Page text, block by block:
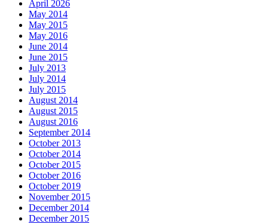
April 2026
May 2014
May 2015
May 2016
June 2014
June 2015
July 2013
July 2014
July 2015
August 2014
August 2015
August 2016
September 2014
October 2013
October 2014
October 2015
October 2016
October 2019
November 2015
December 2014
December 2015